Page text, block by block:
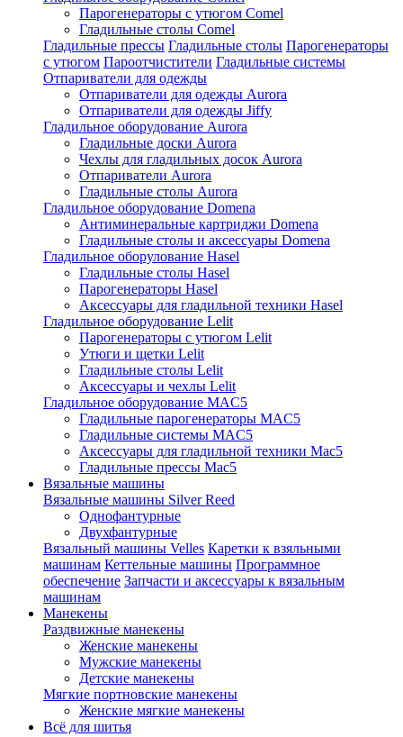
Парогенераторы с утюгом Comel
Гладильные столы Comel
Гладильные прессы Гладильные столы Парогенераторы
с утюгом Пароотчистители Гладильные системы
Отпариватели для одежды
Отпариватели для одежды Aurora
Отпариватели для одежды Jiffy
Гладильное оборудование Aurora
Гладильные доски Aurora
Чехлы для гладильных досок Aurora
Отпариватели Aurora
Гладильные столы Aurora
Гладильное оборудование Domena
Антиминеральные картриджи Domena
Гладильные столы и аксессуары Domena
Гладильное оборулование Hasel
Гладильные столы Hasel
Парогенераторы Hasel
Аксессуары для гладильной техники Hasel
Гладильное оборудование Lelit
Парогенераторы с утюгом Lelit
Утюги и щетки Lelit
Гладильные столы Lelit
Аксессуары и чехлы Lelit
Гладильное оборудование MAC5
Гладильные парогенераторы MAC5
Гладильные системы MAC5
Аксессуары для гладильной техники Mac5
Гладильные прессы Mac5
Вязальные машины
Вязальные машины Silver Reed
Однофантурные
Двухфантурные
Вязальный машины Velles Каретки к взяльными
машинам Кеттельные машины Программное
обеспечение Запчасти и аксессуары к вязальным
машинам
Манекены
Раздвижные манекены
Женские манекены
Мужские манекены
Детские манекены
Мягкие портновские манекены
Женские мягкие манекены
Всё для шитья